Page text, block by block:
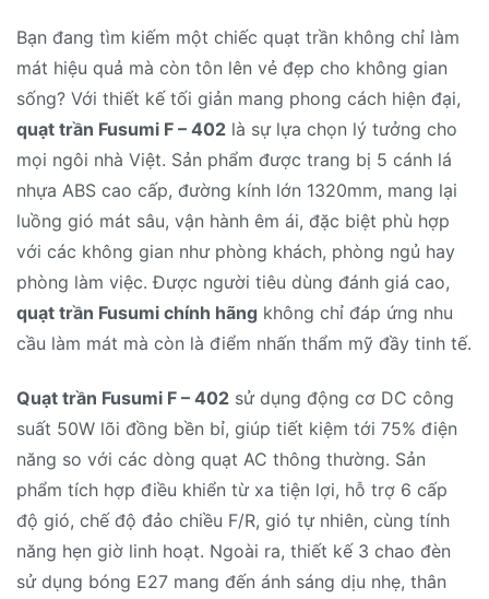
Bạn đang tìm kiếm một chiếc quạt trần không chỉ làm
mát hiệu quả mà còn tôn lên vẻ đẹp cho không gian
sống? Với thiết kế tối giản mang phong cách hiện đại,
quạt trần Fusumi F – 402 là sự lựa chọn lý tưởng cho
mọi ngôi nhà Việt. Sản phẩm được trang bị 5 cánh lá
nhựa ABS cao cấp, đường kính lớn 1320mm, mang lại
luồng gió mát sâu, vận hành êm ái, đặc biệt phù hợp
với các không gian như phòng khách, phòng ngủ hay
phòng làm việc. Được người tiêu dùng đánh giá cao,
quạt trần Fusumi chính hãng không chỉ đáp ứng nhu
cầu làm mát mà còn là điểm nhấn thẩm mỹ đầy tinh tế.
Quạt trần Fusumi F – 402 sử dụng động cơ DC công
suất 50W lõi đồng bền bỉ, giúp tiết kiệm tới 75% điện
năng so với các dòng quạt AC thông thường. Sản
phẩm tích hợp điều khiển từ xa tiện lợi, hỗ trợ 6 cấp
độ gió, chế độ đảo chiều F/R, gió tự nhiên, cùng tính
năng hẹn giờ linh hoạt. Ngoài ra, thiết kế 3 chao đèn
sử dụng bóng E27 mang đến ánh sáng dịu nhẹ, thân